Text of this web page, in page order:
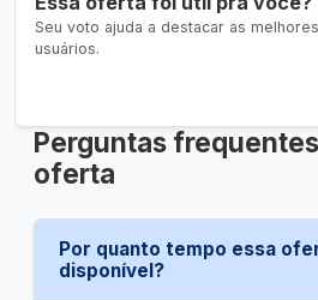
Seu voto ajuda a destacar as
usuários.
Perguntas
oferta
Por quanto tempo essa
disponível?